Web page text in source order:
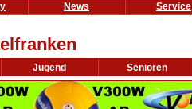
News
Service
Jugend Senioren